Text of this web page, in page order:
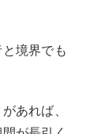
境界でも
あれば、